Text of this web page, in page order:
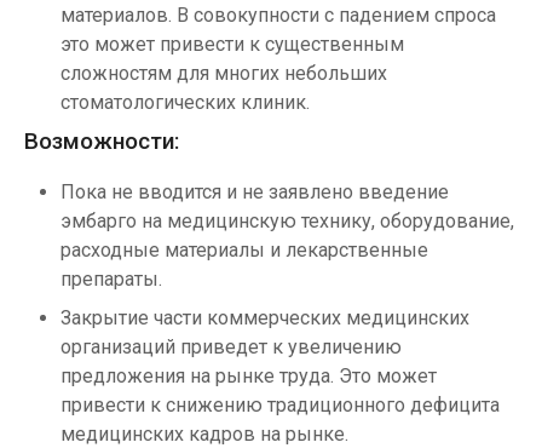
материалов. В совокупности с падением спроса
это может привести к существенным
сложностям для многих небольших
стоматологических клиник.
Возможности:
Пока не вводится и не заявлено введение
эмбарго на медицинскую технику, оборудование,
расходные материалы и лекарственные
препараты.
Закрытие части коммерческих медицинских
организаций приведет к увеличению
предложения на рынке труда. Это может
привести к снижению традиционного дефицита
медицинских кадров на рынке.